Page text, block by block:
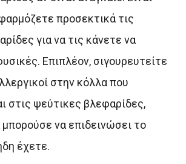
προσεκτικά τις
για να τις κάνετε να
Επιπλέον, σιγουρευτείτε
στην κόλλα που
στις ψεύτικες βλεφαρίδες,
να επιδεινώσει το
έχετε.